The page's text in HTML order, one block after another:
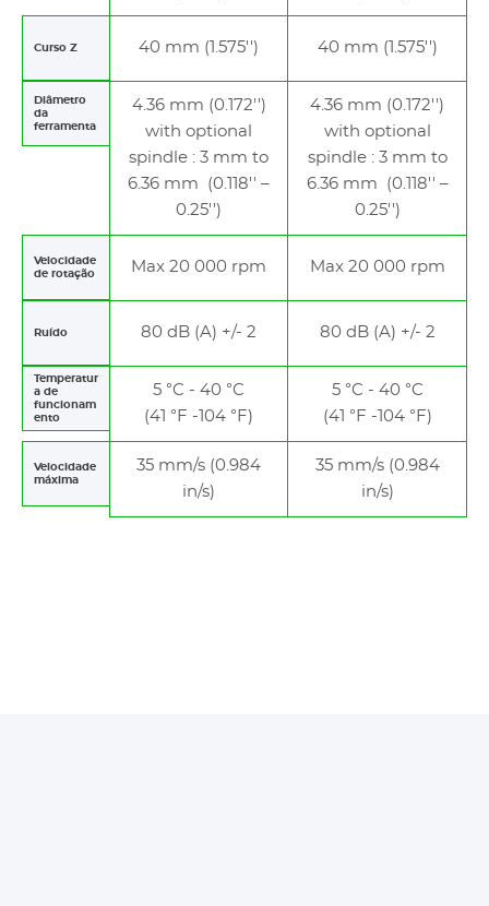
Curso Z 40 mm (1.575'') 40 mm (1.575'')
Diâmetro
da
ferramenta
4.36 mm (0.172'')
with optional
spindle : 3 mm to
6.36 mm (0.118'' –
0.25'')
4.36 mm (0.172'')
with optional
spindle : 3 mm to
6.36 mm (0.118'' –
0.25'')
Velocidade
de rotação
Max 20 000 rpm Max 20 000 rpm
Ruído 80 dB (A) +/- 2 80 dB (A) +/- 2
Temperatur
a de
funcionam
ento
5 °C - 40 °C
(41 °F -104 °F)
5 °C - 40 °C
(41 °F -104 °F)
Velocidade
máxima
35 mm/s (0.984
in/s)
35 mm/s (0.984
in/s)